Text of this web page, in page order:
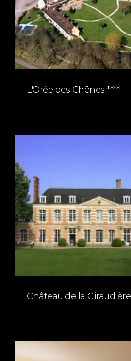
L'Orée des Chênes ****
Château de la Giraudière